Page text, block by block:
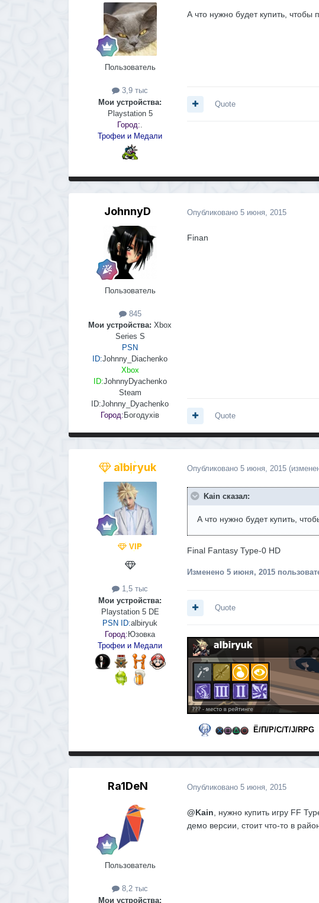
Пользователь
3,9 тыс
Мои устройства:
Playstation 5
Город:
Трофеи и Медали
А что нужно будет купить,
Quote
JohnnyD
Пользователь
845
Мои устройства: Xbox
Series S
PSN
ID:Johnny_Diachenko
Xbox
ID:JohnnyDyachenko
Steam
ID:Johnny_Dyachenko
Город: Богодухів
Опубликовано 5 июня, 2015
Finan
Quote
albiryuk
VIP
1,5 тыс
Мои устройства:
Playstation 5 DE
PSN ID:albiryuk
Город:Юзовка
Трофеи и Медали
Опубликовано 5 июня, 2015
Kain сказал:
А что нужно будет купить,
Final Fantasy Type-0 HD
Изменено 5 июня, 2015
Quote
Ё/П/Р/С/Т/J/RPG
Ra1DeN
Пользователь
8,2 тыс
Мои устройства:
Опубликовано 5 июня, 2015
@Kain, нужно купить игру FF
демо версии, стоит что-то в